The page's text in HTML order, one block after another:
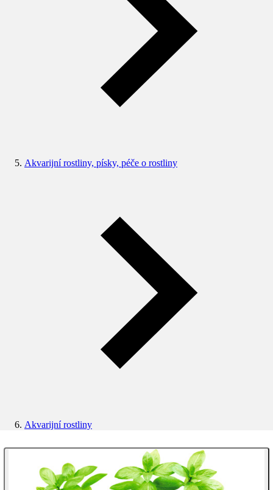
Akvarijní rostliny, písky, péče o rostliny
Akvarijní rostliny